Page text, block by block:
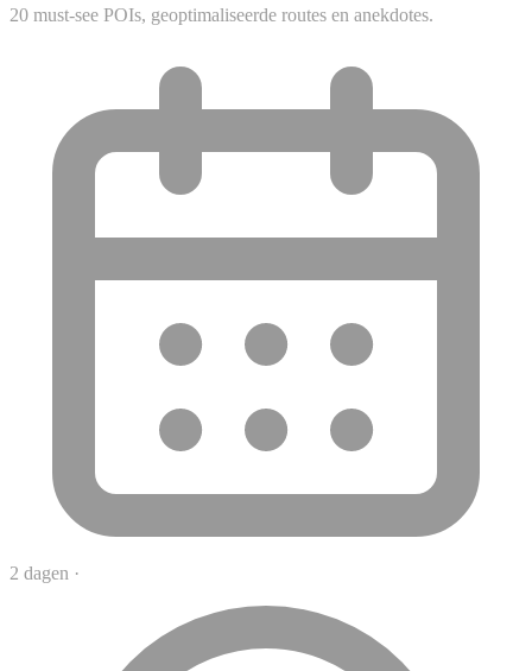
20 must-see POIs, geoptimaliseerde routes en anekdotes.
2 dagen ·